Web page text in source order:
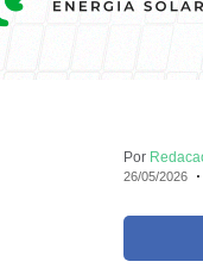
Por
26/05/2026